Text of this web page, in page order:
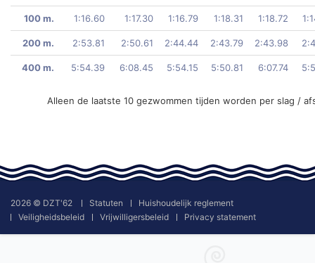
100 m. 1:16.60 1:17.30 1:16.79 1:18.31 1:18.72
200 m. 2:53.81 2:50.61 2:44.44 2:43.79 2:43.98
400 m. 5:54.39 6:08.45 5:54.15 5:50.81 6:07.74
Alleen de laatste 10 gezwommen tijden worden per slag /
2026 © DZT'62 Statuten
Huishoudelijk reglement
Veiligheidsbeleid
Vrijwilligersbeleid Privacy statement